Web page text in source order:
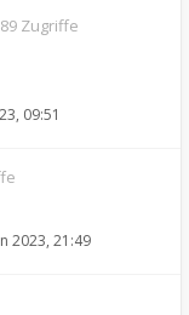
Zugriffe
09:51
2023, 21:49